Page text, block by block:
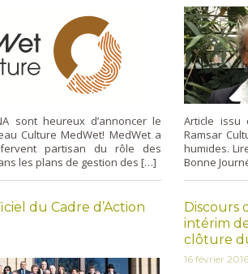
sont heureux d’annoncer le
Culture MedWet! MedWet a
partisan du rôle des
les plans de gestion des […]
Article issu
Ramsar
humides.
Bonne
du Cadre d’Action
Discours
intérim
clôture
16 février 2016